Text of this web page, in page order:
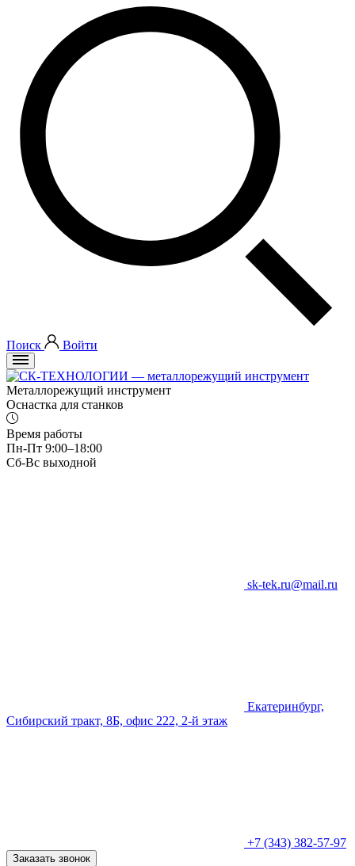
Поиск Войти
Металлорежущий инструмент
Оснастка для станков
Время работы
Пн-Пт 9:00–18:00
Сб-Вс выходной
sk-tek.ru@mail.ru
Екатеринбург,
Сибирский тракт, 8Б, офис 222, 2-й этаж
+7 (343) 382-57-97
Заказать звонок